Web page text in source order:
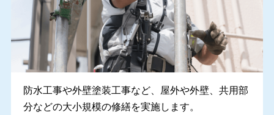
防水工事や外壁塗装工事など、屋外や外壁、共用部
分などの大小規模の修繕を実施します。